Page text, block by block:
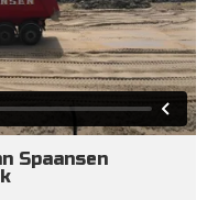
Spaansen